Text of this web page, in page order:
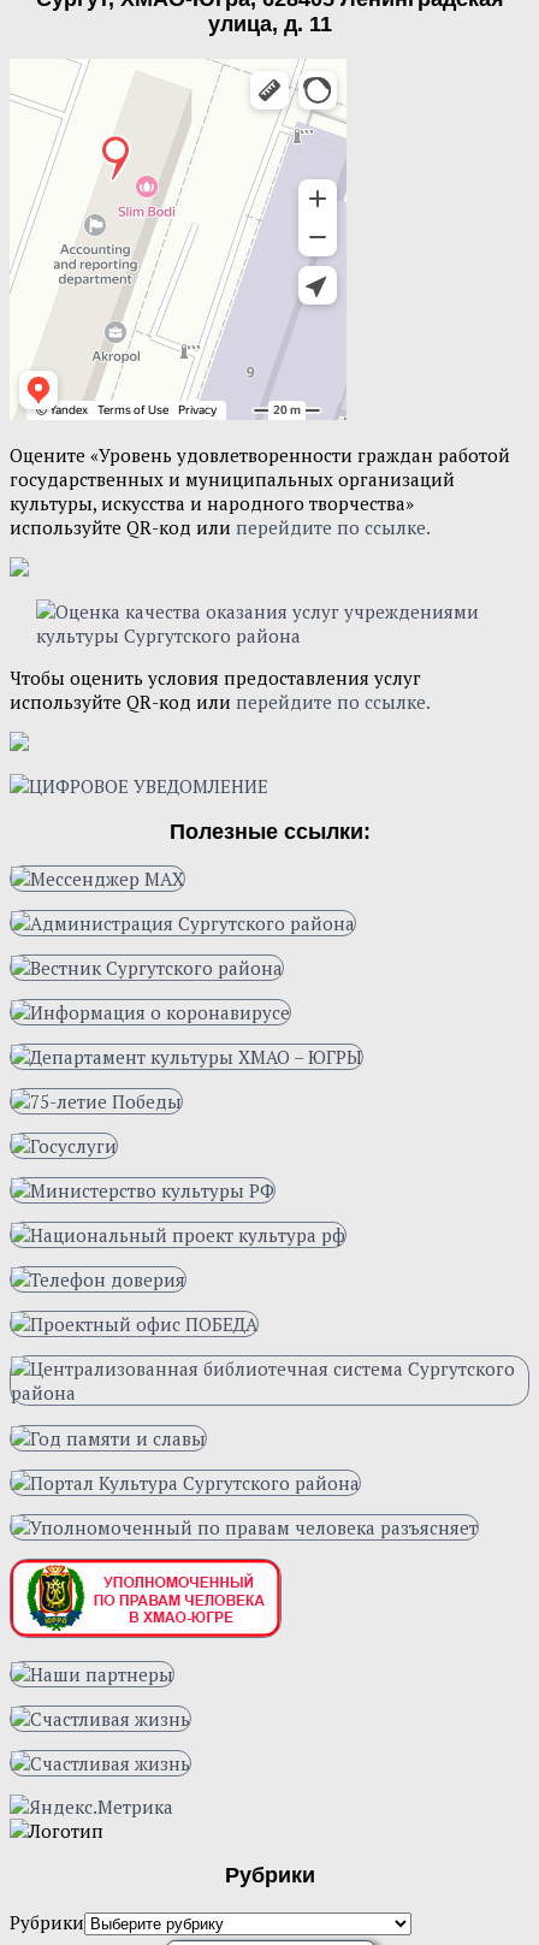
улица, д. 11
Оцените «Уровень удовлетворенности граждан работой
государственных и муниципальных организаций
культуры, искусства и народного творчества»
используйте QR-код или перейдите по ссылке.
Чтобы оценить условия предоставления услуг
используйте QR-код или перейдите по ссылке.
Полезные ссылки:
Рубрики
Рубрики